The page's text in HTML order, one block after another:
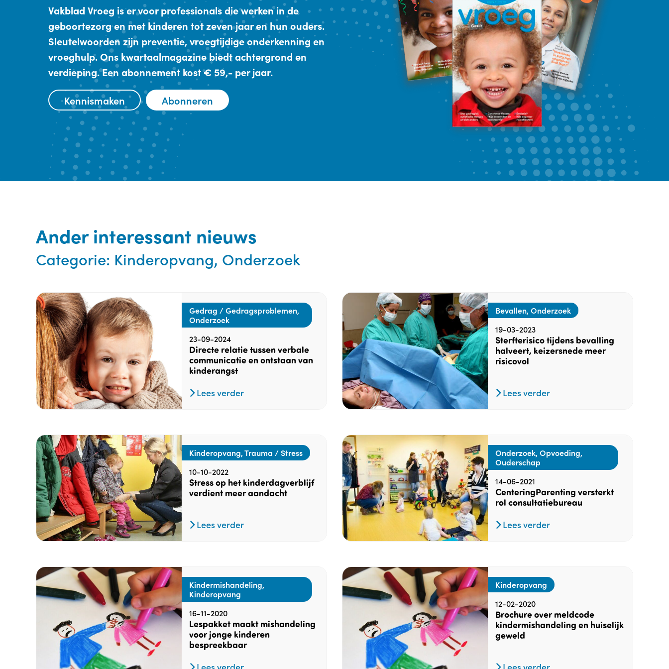
Vakblad Vroeg is er voor professionals die werken in de
geboortezorg en met kinderen tot zeven jaar en hun ouders.
Sleutelwoorden zijn preventie, vroegtijdige onderkenning en
vroeghulp. Ons kwartaalmagazine biedt achtergrond en
verdieping. Een abonnement kost € 59,- per jaar.
Kennismaken Abonneren
Ander interessant nieuws
Categorie: Kinderopvang, Onderzoek
Gedrag / Gedragsproblemen,
Onderzoek
23-09-2024
Directe relatie tussen verbale
communicatie en ontstaan van
kinderangst
Lees verder
Bevallen, Onderzoek
19-03-2023
Sterfterisico tijdens bevalling
halveert, keizersnede meer
risicovol
Lees verder
Kinderopvang, Trauma / Stress
10-10-2022
Stress op het kinderdagverblijf
verdient meer aandacht
Lees verder
Onderzoek, Opvoeding,
Ouderschap
14-06-2021
CenteringParenting versterkt
rol consultatiebureau
Lees verder
Kindermishandeling,
Kinderopvang
16-11-2020
Lespakket maakt mishandeling
voor jonge kinderen
bespreekbaar
Kinderopvang
12-02-2020
Brochure over meldcode
kindermishandeling en huiselijk
geweld